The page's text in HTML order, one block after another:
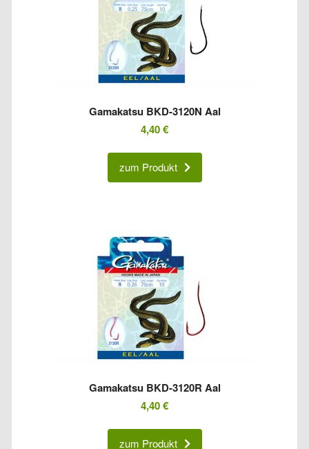
Gamakatsu BKD-3120N Aal
4,40€
zum Produkt
Gamakatsu BKD-3120R Aal
4,40€
zum Produkt